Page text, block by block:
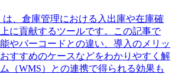
、倉庫管理における入出庫や在庫確
に貢献するツールです。この記事で
やバーコードとの違い、導入のメリッ
すすめのケースなどをわかりやすく解
（WMS）との連携で得られる効果も